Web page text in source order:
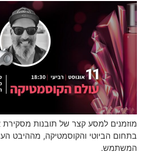
מוזמנים למסע קצר של תובנות מסקירת
בתחום הביוטי והקוסמטיקה, מההיבט
המשתמש.